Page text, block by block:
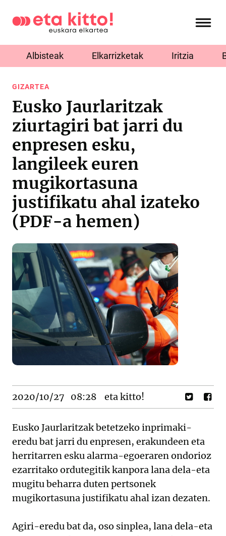
Albisteak Elkarrizketak Iritzia
GIZARTEA
Eusko Jaurlaritzak
ziurtagiri bat jarri du
enpresen esku,
langileek euren
mugikortasuna
justifikatu ahal izateko
(PDF-a hemen)
2020/10/27 08:28 eta kitto!
Eusko Jaurlaritzak betetzeko inprimaki-
eredu bat jarri du enpresen, erakundeen eta
herritarren esku alarma-egoeraren ondorioz
ezarritako ordutegitik kanpora lana dela-eta
mugitu beharra duten pertsonek
mugikortasuna justifikatu ahal izan dezaten.
Agiri-eredu bat da, oso sinplea, lana dela-eta